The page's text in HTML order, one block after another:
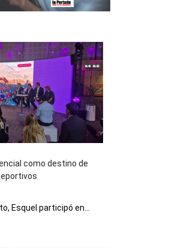
como destino de
Esquel participó en...